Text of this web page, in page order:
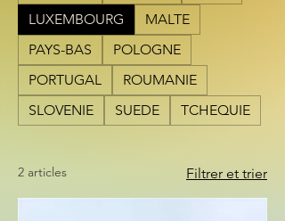
savoir-faire et innovation. L'équipe
d'Adil et Mara vous propose pour le
LUXEMBOURG :
LUXEMBOURG
MALTE
PAYS-BAS
POLOGNE
PORTUGAL
ROUMANIE
SLOVENIE
SUEDE TCHEQUIE
2 articles Filtrer et trier